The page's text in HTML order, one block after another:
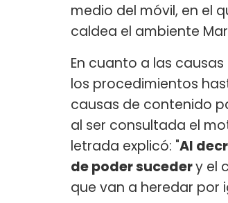
medio del móvil, en el
caldea el ambiente
En cuanto a las
los procedimientos
causas de contenido
al ser consultada el
letrada explicó: "Al
de poder sucedery el
que van a heredar por